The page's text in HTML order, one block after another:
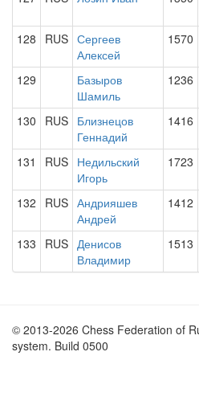
128 RUS Сергеев
Алексей
1570
129
Базыров
Шамиль
1236
130 RUS Близнецов
Геннадий
1416
131 RUS Недильский
Игорь
1723
132 RUS Андрияшев
Андрей
1412
133 RUS Денисов
Владимир
1513
© 2013-2026 Chess Federation of
system. Build 0500